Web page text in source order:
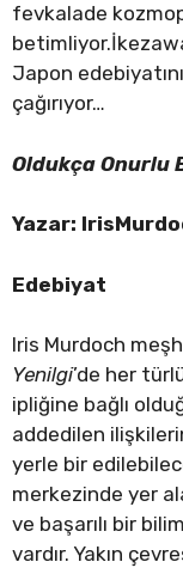
fevkalade
Japon
çağırıyor…
Oldukça Onurlu
Yazar:
Edebiyat
Iris Murdoch
Yenilgi’de her
ipliğine bağlı
addedilen
yerle bir
merkezinde yer
ve başarılı bir
vardır. Yakın